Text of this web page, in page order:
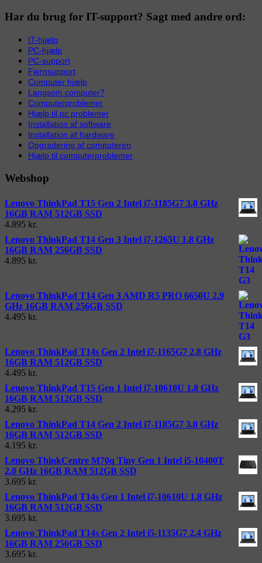
Har du brug for IT-support? Sagt med andre ord:
IT-hjælp
PC-hjælp
PC-support
Fjernsupport
Computer hjælp
Langsom computer?
Computerproblemer
Hjælp til pc problemer
Installation af software
Installation af hardware
Opgradering af computeren
Hjælp til computerproblemer
Webshop
Lenovo ThinkPad T15 Gen 2 Intel i7-1185G7 3.0 GHz
16GB RAM 512GB SSD
4.895 kr.
Lenovo ThinkPad T14 Gen 3 Intel i7-1265U 1.8 GHz
16GB RAM 256GB SSD
4.895 kr.
Lenovo ThinkPad T14 Gen 3 AMD R5 PRO 6650U 2.9
GHz 16GB RAM 256GB SSD
4.495 kr.
Lenovo ThinkPad T14s Gen 2 Intel i7-1165G7 2.8 GHz
16GB RAM 512GB SSD
4.495 kr.
Lenovo ThinkPad T15 Gen 1 Intel i7-10610U 1.8 GHz
16GB RAM 512GB SSD
4.295 kr.
Lenovo ThinkPad T14 Gen 2 Intel i7-1185G7 3.0 GHz
16GB RAM 512GB SSD
4.195 kr.
Lenovo ThinkCentre M70q Tiny Gen 1 Intel i5-10400T
2.0 GHz 16GB RAM 512GB SSD
3.695 kr.
Lenovo ThinkPad T14s Gen 1 Intel i7-10610U 1.8 GHz
16GB RAM 512GB SSD
3.695 kr.
Lenovo ThinkPad T14s Gen 2 Intel i5-1135G7 2.4 GHz
16GB RAM 256GB SSD
3.695 kr.